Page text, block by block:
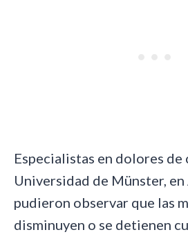
Especialistas en dolores de
Universidad de Münster, en
pudieron observar que las
disminuyen o se detienen